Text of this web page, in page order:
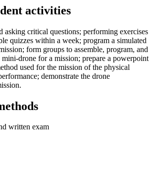
activities
asking critical questions; performing exercises
quizzes within a week; program a simulated
form groups to assemble, program, and
drone for a mission; prepare a powerpoint
used for the mission of the physical
demonstrate the drone
written exam